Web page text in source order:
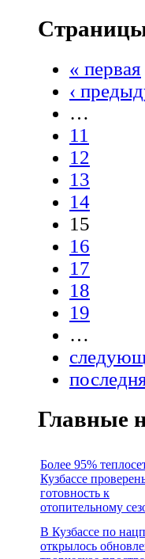
« первая
‹
…
11
12
13
14
15
16
17
18
19
…
Главные
Более 95%
Кузбассе
готовность к
отопительному
В Кузбассе по
открылось